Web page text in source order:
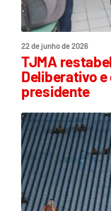
22 de junho de 2026
TJMA
Deliberativo
presidente